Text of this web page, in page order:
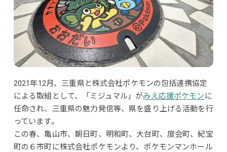
2021年12月、三重県と株式会社ポケモンの包括連携協定
による取組として、「ミジュマル」がみえ応援ポケモン に
任命され、三重県の魅力発信等、県を盛り上げる活動を行
っています。
この春、亀山市、朝日町、明和町、大台町、度会町、紀宝
町の６市町に株式会社ポケモンより、ポケモンマンホール